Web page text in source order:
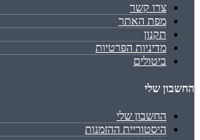
צרו קשר
מפת האתר
תקנון
מדיניות הפרטיות
ביטולים
החשבון שלי
החשבון שלי
היסטוריית ההזמנות